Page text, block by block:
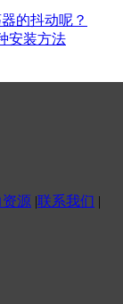
的抖动呢？
安装方法
资源 |联系我们 |